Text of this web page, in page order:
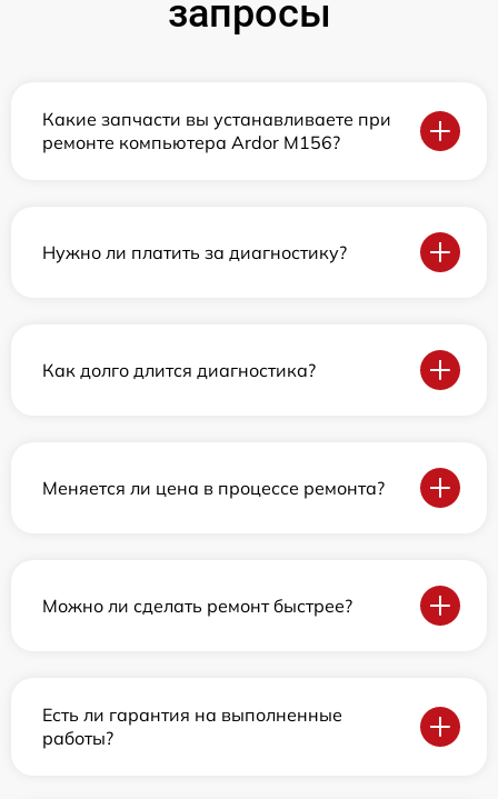
запросы
Какие запчасти вы устанавливаете при
ремонте компьютера Ardor M156?
Нужно ли платить за диагностику?
Как долго длится диагностика?
Меняется ли цена в процессе ремонта?
Можно ли сделать ремонт быстрее?
Есть ли гарантия на выполненные
работы?